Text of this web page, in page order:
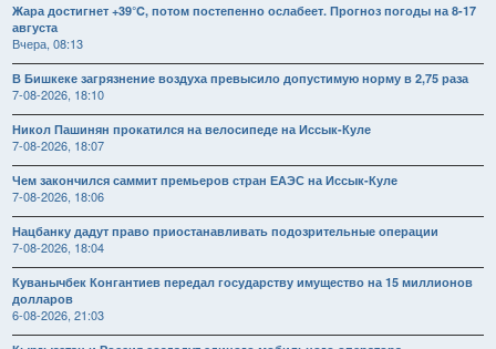
Жара достигнет +39°C, потом постепенно ослабеет. Прогноз погоды на 8-17
августа
Вчера, 08:13
В Бишкеке загрязнение воздуха превысило допустимую норму в 2,75 раза
7-08-2026, 18:10
Никол Пашинян прокатился на велосипеде на Иссык-Куле
7-08-2026, 18:07
Чем закончился саммит премьеров стран ЕАЭС на Иссык-Куле
7-08-2026, 18:06
Нацбанку дадут право приостанавливать подозрительные операции
7-08-2026, 18:04
Куванычбек Конгантиев передал государству имущество на 15 миллионов
долларов
6-08-2026, 21:03